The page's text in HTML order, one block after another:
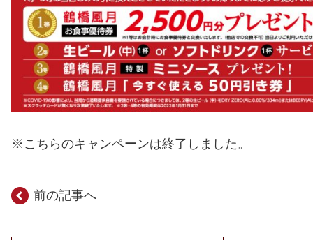
※こちらのキャンペーンは終了しました。
前の記事へ